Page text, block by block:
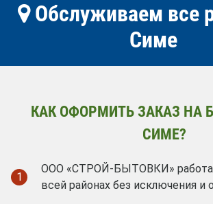
Обслуживаем все
Симе
КАК ОФОРМИТЬ ЗАКАЗ НА
СИМЕ?
1
ООО «СТРОЙ-БЫТОВКИ»
всей районах без исключения и